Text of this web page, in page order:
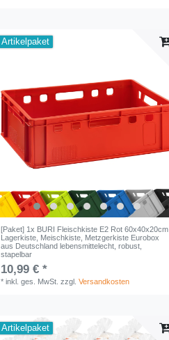
Artikelpaket
[Paket] 1x BURI Fleischkiste E2 Rot 60x40x20cm
Lagerkiste, Meischkiste, Metzgerkiste Eurobox
aus Deutschland lebensmittelecht, robust,
stapelbar
10,99 € *
*inkl. ges. MwSt. zzgl.Versandkosten
Artikelpaket